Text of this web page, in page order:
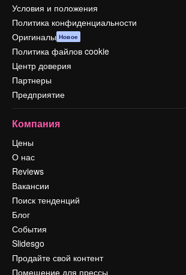
Условия и положения
Политика конфиденциальности
Оригиналы Новое
Политика файлов cookie
Центр доверия
Партнеры
Предприятие
Компания
Цены
О нас
Reviews
Вакансии
Поиск тенденций
Блог
События
Slidesgo
Продайте свой контент
Помещение для прессы